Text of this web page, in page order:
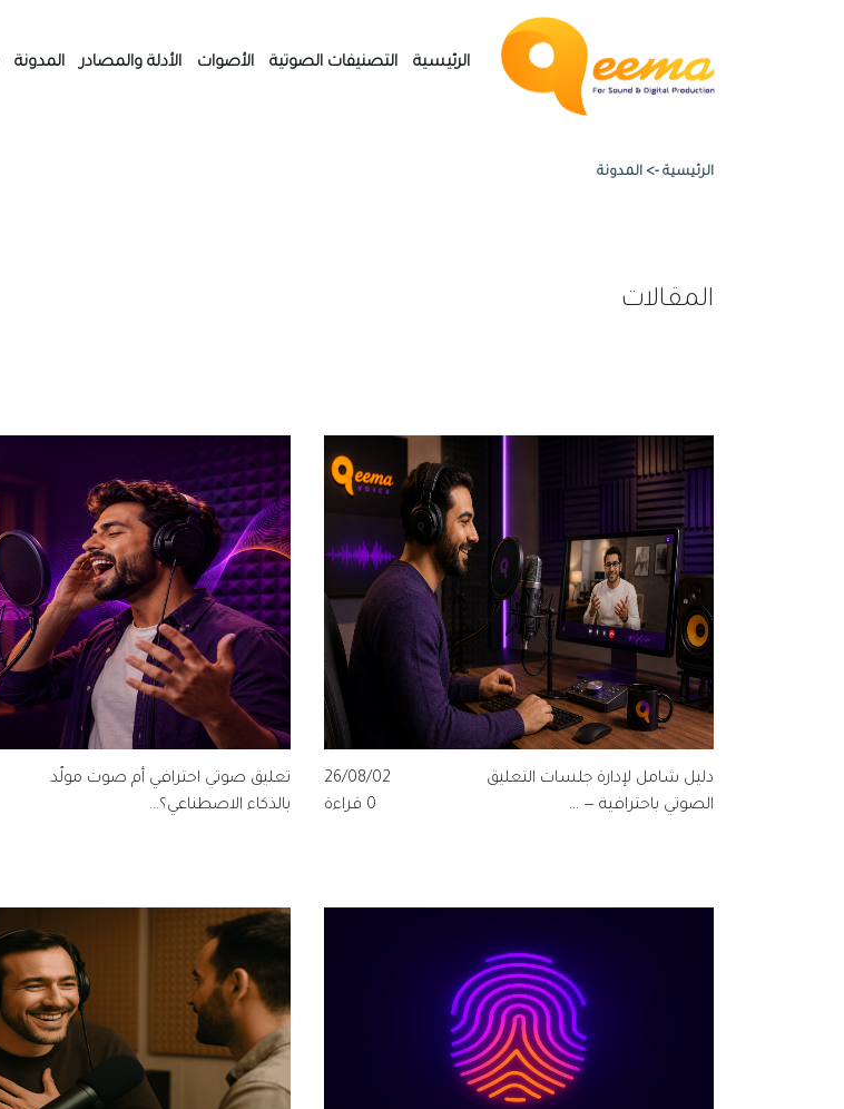
الرئيسية التصنيفات الصوتية الأصوات الأدلة والمصادر المدونة
الرئيسية -> المدونة
المقالات
دليل شامل لإدارة جلسات التعليق
الصوتي باحترافية — ...
26/08/02
0 قراءة
تعليق صوتي احترافي أم صوت مولّد
بالذكاء الاصطناعي؟...